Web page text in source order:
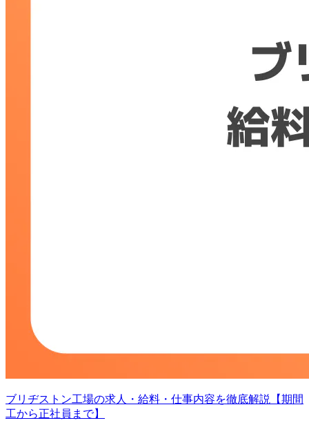
ブリヂストン工場の求人・給料・仕事内容を徹底解説【期間
工から正社員まで】